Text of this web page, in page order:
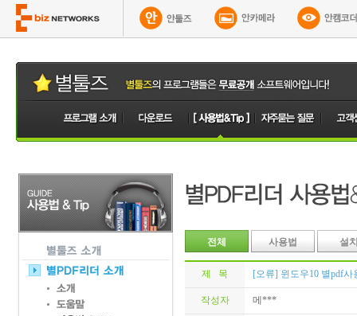
전체 사용법 설
제 목 [오류] 윈도우10 별pdf사
작성자 메***